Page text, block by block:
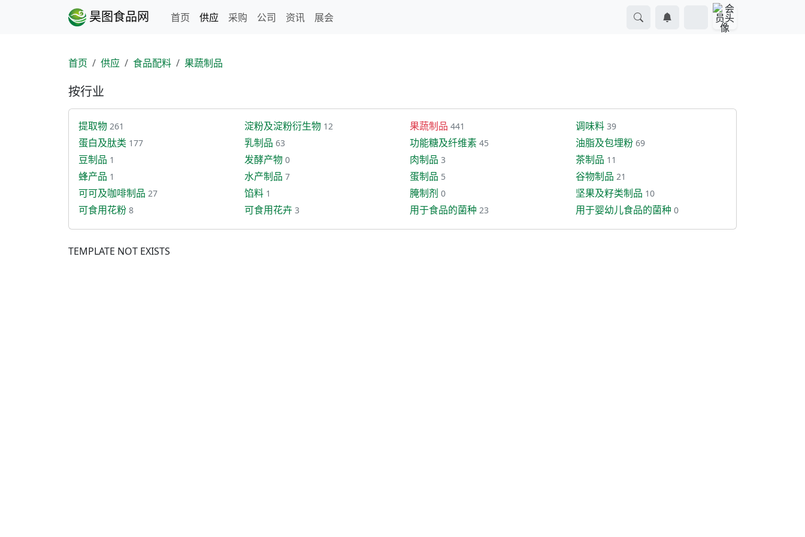
昊图食品网 首页 供应 采购 公司 资讯 展会
首页 供应 食品配料 果蔬制品
按行业
提取物 261 淀粉及淀粉衍生物 12 果蔬制品 441 调味料 39
蛋白及肽类 177 乳制品 63 功能糖及纤维素 45 油脂及包埋粉 69
豆制品 1 发酵产物 0 肉制品 3 茶制品 11
蜂产品 1 水产制品 7 蛋制品 5 谷物制品 21
可可及咖啡制品 27 馅料 1 腌制剂 0 坚果及籽类制品 10
可食用花粉 8 可食用花卉 3 用于食品的菌种 23 用于婴幼儿食品的菌种 0
TEMPLATE NOT EXISTS